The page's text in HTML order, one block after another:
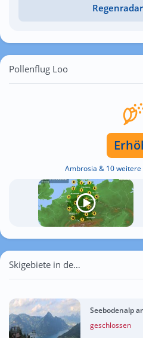
Pollenflug Loo
Ambrosia & 10
Skigebiete in der Nähe von Loo
Seebodenalp
geschlossen